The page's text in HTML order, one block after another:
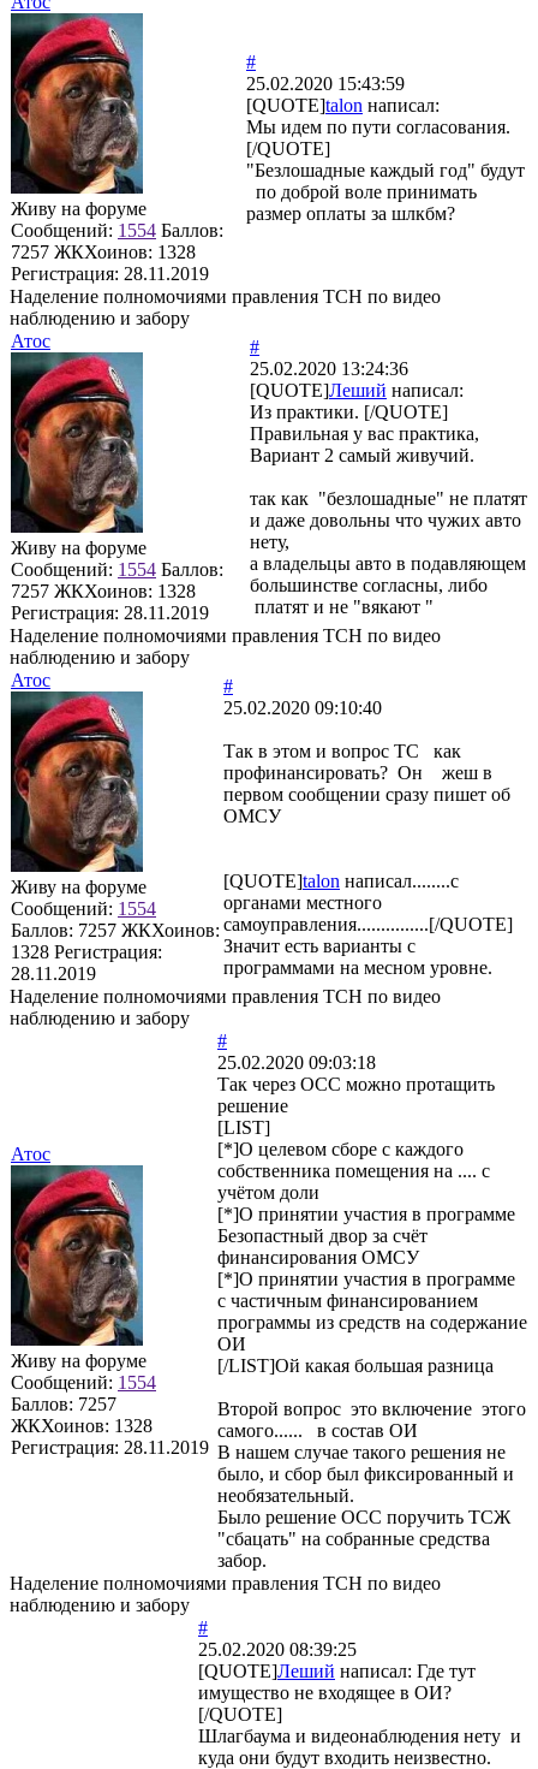
Живу на форуме
Сообщений: 1554 Баллов:
7257 ЖКХоинов: 1328
Регистрация: 28.11.2019
#
25.02.2020 15:43:59
[QUOTE]talon написал:
Мы идем по пути согласования.
[/QUOTE]
"Безлошадные каждый год" будут
по доброй воле принимать
размер оплаты за шлкбм?
Наделение полномочиями правления ТСН по видео
наблюдению и забору
Атос
Живу на форуме
Сообщений: 1554 Баллов:
7257 ЖКХоинов: 1328
Регистрация: 28.11.2019
#
25.02.2020 13:24:36
[QUOTE]Леший написал:
Из практики. [/QUOTE]
Правильная у вас практика,
Вариант 2 самый живучий.
так как "безлошадные" не платят
и даже довольны что чужих авто
нету,
а владельцы авто в подавляющем
большинстве согласны, либо
платят и не "вякают "
Наделение полномочиями правления ТСН по видео
наблюдению и забору
Атос
Живу на форуме
Сообщений: 1554
Баллов: 7257 ЖКХоинов:
1328 Регистрация:
28.11.2019
#
25.02.2020 09:10:40
Так в этом и вопрос ТС как
профинансировать? Он жеш в
первом сообщении сразу пишет об
ОМСУ
[QUOTE]talon написал........с
органами местного
самоуправления...............[/QUOTE]
Значит есть варианты с
программами на месном уровне.
Наделение полномочиями правления ТСН по видео
наблюдению и забору
Атос
Живу на форуме
Сообщений: 1554
Баллов: 7257
ЖКХоинов: 1328
Регистрация: 28.11.2019
#
25.02.2020 09:03:18
Так через ОСС можно протащить
решение
[LIST]
[*]О целевом сборе с каждого
собственника помещения на .... с
учётом доли
[*]О принятии участия в программе
Безопастный двор за счёт
финансирования ОМСУ
[*]О принятии участия в программе
с частичным финансированием
программы из средств на содержание
ОИ
[/LIST]Ой какая большая разница
Второй вопрос это включение этого
самого...... в состав ОИ
В нашем случае такого решения не
было, и сбор был фиксированный и
необязательный.
Было решение ОСС поручить ТСЖ
"сбацать" на собранные средства
забор.
Наделение полномочиями правления ТСН по видео
наблюдению и забору
#
25.02.2020 08:39:25
[QUOTE]Леший написал: Где тут
имущество не входящее в ОИ?
[/QUOTE]
Шлагбаума и видеонаблюдения нету и
куда они будут входить неизвестно.